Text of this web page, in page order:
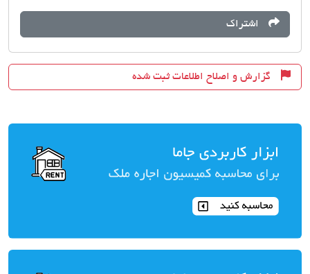
اشتراک
گزارش و اصلاح اطلاعات ثبت شده